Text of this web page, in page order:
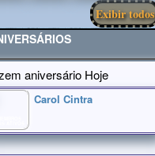
Exibir todos
aniversário Hoje
Carol Cintra